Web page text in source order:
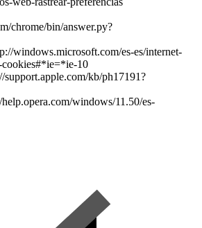
chrome/bin/answer.py?
windows.microsoft.com/es-es/internet-
cookies#*ie=*ie-10
support.apple.com/kb/ph17191?
windows/11.50/es-